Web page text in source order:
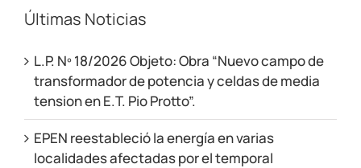
Últimas Noticias
L.P. Nº 18/2026 Objeto: Obra “Nuevo campo de
transformador de potencia y celdas de media
tension en E.T. Pio Protto”.
EPEN reestableció la energía en varias
localidades afectadas por el temporal